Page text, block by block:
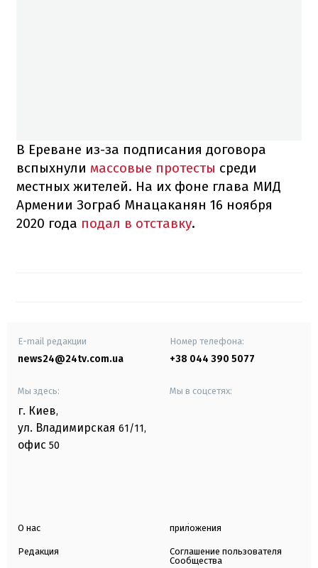
В Ереване из-за подписания договора
вспыхнули массовые протесты среди
местных жителей. На их фоне глава МИД
Армении Зограб Мнацаканян 16 ноября
2020 года подал в отставку.
E-mail редакции
news24@24tv.com.ua
Номер телефона:
+38 044 390 5077
Мы здесь:
г. Киев,
ул. Владимирская 61/11,
офис 50
Мы в соцсетях:
О нас
Редакция
приложения
Соглашение пользователя
Сообщества